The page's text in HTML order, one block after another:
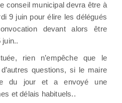
conseil municipal devra être à
9 juin pour élire les délégués
devant alors être
juin..
rien n’empêche que le
questions, si le maire
du jour et a envoyé une
et délais habituels..